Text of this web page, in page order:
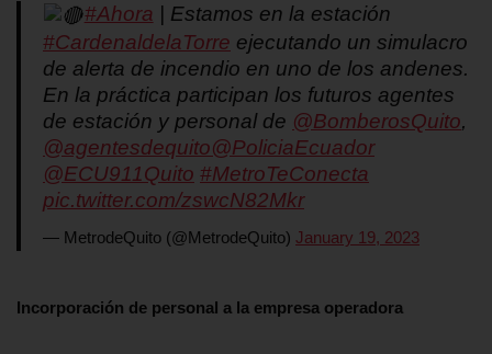
#Ahora | Estamos en la estación
#CardenaldelaTorre ejecutando un simulacro
de alerta de incendio en uno de los andenes.
En la práctica participan los futuros agentes
de estación y personal de @BomberosQuito,
@agentesdequito@PoliciaEcuador
@ECU911Quito #MetroTeConecta
pic.twitter.com/zswcN82Mkr
— MetrodeQuito (@MetrodeQuito) January 19, 2023
Incorporación de personal a la empresa operadora